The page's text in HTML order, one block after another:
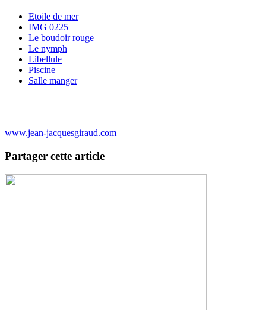
Etoile de mer
IMG 0225
Le boudoir rouge
Le nymph
Libellule
Piscine
Salle manger
www.jean-jacquesgiraud.com
Partager cette article